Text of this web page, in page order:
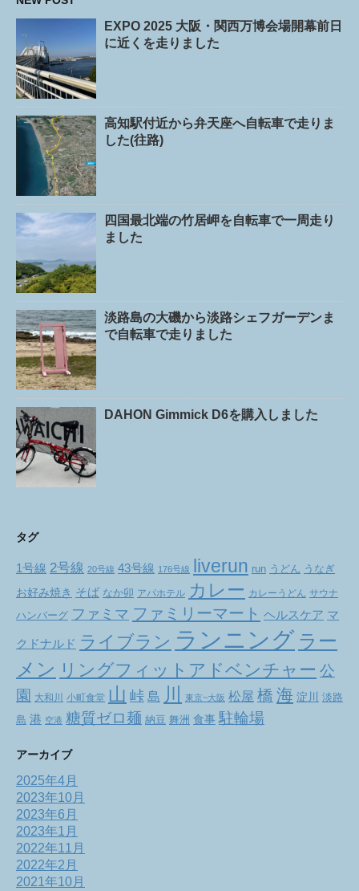
EXPO 2025 大阪・関西万博会場開幕前日
に近くを走りました
高知駅付近から弁天座へ自転車で走りま
した(往路)
四国最北端の竹居岬を自転車で一周走り
ました
淡路島の大磯から淡路シェフガーデンま
で自転車で走りました
DAHON Gimmick D6を購入しました
タグ
1号線 2号線 20号線 43号線 176号線 liverun run うどん うなぎ
お好み焼き そば なか卯 アパホテル カレー カレーうどん サウナ
ハンバーグ ファミマ ファミリーマート ヘルスケア マ
クドナルド ライブラン ランニング ラー
メン リングフィットアドベンチャー 公
園
大和川 小町食堂 山 峠 島 川 東京~大阪 松屋 橋 海 淀川
淡路
島 港 空港 糖質ゼロ麺 納豆 舞洲 食事 駐輪場
アーカイブ
2025年4月
2023年10月
2023年6月
2023年1月
2022年11月
2022年2月
2021年10月